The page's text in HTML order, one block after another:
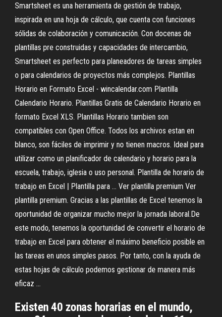
Smartsheet es una herramienta de gestión de trabajo,
inspirada en una hoja de cálculo, que cuenta con funciones
sólidas de colaboración y comunicación. Con docenas de
plantillas pre construidas y capacidades de intercambio,
Smartsheet es perfecto para planeadores de tareas simples
o para calendarios de proyectos más complejos. Plantillas
Horario en Formato Excel - wincalendar.com Plantilla
Calendario Horario. Plantillas Gratis de Calendario Horario en
formato Excel XLS. Plantillas Horario tambien son
compatibles con Open Office. Todos los archivos estan en
blanco, son fáciles de imprimir y no tienen macros. Ideal para
utilizar como un planificador de calendario y horario para la
escuela, trabajo, iglesia o uso personal. Plantilla de horario de
trabajo en Excel | Plantilla para ... Ver plantilla premium Ver
plantilla premium. Gracias a las plantillas de Excel tenemos la
oportunidad de organizar mucho mejor la jornada laboral.De
este modo, tenemos la oportunidad de convertir el horario de
trabajo en Excel para obtener el máximo beneficio posible en
las tareas en unos simples pasos. Por tanto, con la ayuda de
estas hojas de cálculo podemos gestionar de manera más
eficaz ...
Existen 40 zonas horarias en el mundo,